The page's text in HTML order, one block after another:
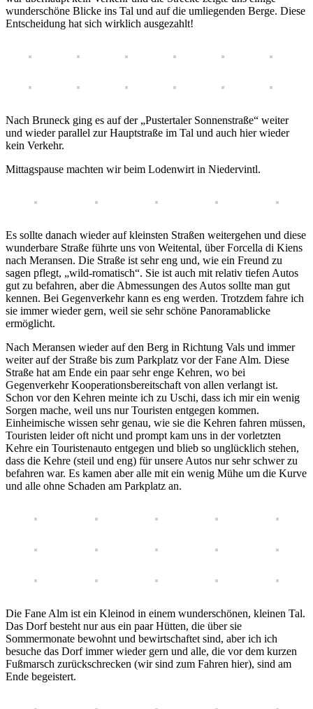
wunderschöne Blicke ins Tal und auf die umliegenden Berge. Diese
Entscheidung hat sich wirklich ausgezahlt!
Nach Bruneck ging es auf der „Pustertaler Sonnenstraße“ weiter
und wieder parallel zur Hauptstraße im Tal und auch hier wieder
kein Verkehr.
Mittagspause machten wir beim Lodenwirt in Niedervintl.
Es sollte danach wieder auf kleinsten Straßen weitergehen und diese
wunderbare Straße führte uns von Weitental, über Forcella di Kiens
nach Meransen. Die Straße ist sehr eng und, wie ein Freund zu
sagen pflegt, „wild-romatisch“. Sie ist auch mit relativ tiefen Autos
gut zu befahren, aber die Abmessungen des Autos sollte man gut
kennen. Bei Gegenverkehr kann es eng werden. Trotzdem fahre ich
sie immer wieder gern, weil sie sehr schöne Panoramablicke
ermöglicht.
Nach Meransen wieder auf den Berg in Richtung Vals und immer
weiter auf der Straße bis zum Parkplatz vor der Fane Alm. Diese
Straße hat am Ende ein paar sehr enge Kehren, wo bei
Gegenverkehr Kooperationsbereitschaft von allen verlangt ist.
Schon vor den Kehren meinte ich zu Uschi, dass ich mir ein wenig
Sorgen mache, weil uns nur Touristen entgegen kommen.
Einheimische wissen sehr genau, wie sie die Kehren fahren müssen,
Touristen leider oft nicht und prompt kam uns in der vorletzten
Kehre ein Touristenauto entgegen und blieb so unglücklich stehen,
dass die Kehre (steil und eng) für unsere Autos nur sehr schwer zu
befahren war. Es kamen aber alle mit ein wenig Mühe um die Kurve
und alle ohne Schaden am Parkplatz an.
Die Fane Alm ist ein Kleinod in einem wunderschönen, kleinen Tal.
Das Dorf besteht nur aus ein paar Hütten, die über sie
Sommermonate bewohnt und bewirtschaftet sind, aber ich ich
besuche das Dorf immer wieder gern und alle, die vor dem kurzen
Fußmarsch zurückschrecken (wir sind zum Fahren hier), sind am
Ende begeistert.